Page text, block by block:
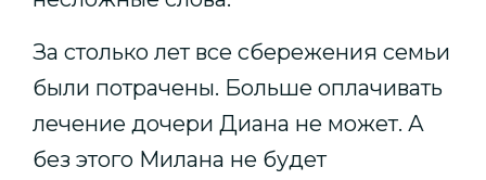
За столько лет все сбережения семьи
были потрачены. Больше оплачивать
лечение дочери Диана не может. А
без этого Милана не будет